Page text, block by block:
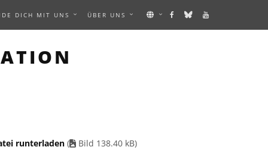
DICH MIT UNS ÜBER UNS
runterladen (
Bild 138.40 kB)